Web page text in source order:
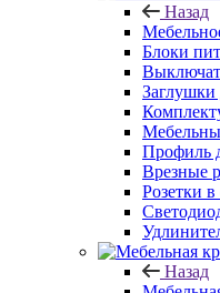
Назад
Блоки
Заглушки
Профиль
Врезные
Розетки
Назад